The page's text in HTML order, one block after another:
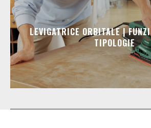
LEVIGATRICE ORBITALE |
TIPOLOGIE